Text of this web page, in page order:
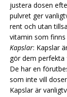
justera dosen
pulvret ger
rent och utan
vitamin som
Kapslar: Kapslar
gör dem perfekta
De har en
som inte vill
Kapslar är